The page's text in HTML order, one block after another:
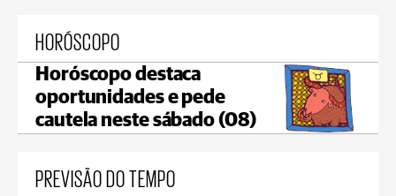
HORÓSCOPO
Horóscopo destaca
oportunidades e pede
cautela neste sábado (08)
PREVISÃO DO TEMPO